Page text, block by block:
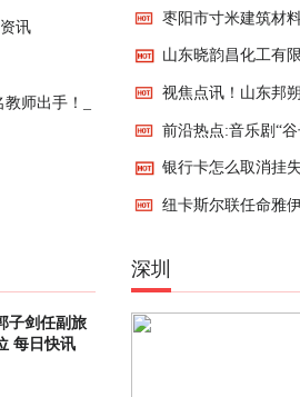
讯
师出手！_
测应用市场
枣阳市寸米建筑材
万人民币|热头条
山东晓韵昌化工有
民币|报资讯
视焦点讯！山东邦
册资本500万人民币
前沿热点:音乐剧“
为情绪价值持续买单
银行卡怎么取消挂
制？-焦点快播
纽卡斯尔联任命雅
子剑任副旅
每日快讯
深圳